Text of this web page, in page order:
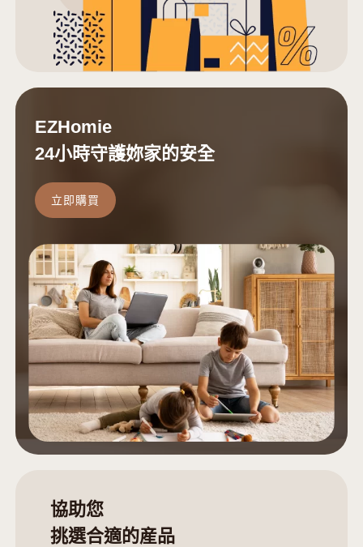
EZHomie
24小時守護妳家的安全
立即購買
協助您
挑選合適的産品